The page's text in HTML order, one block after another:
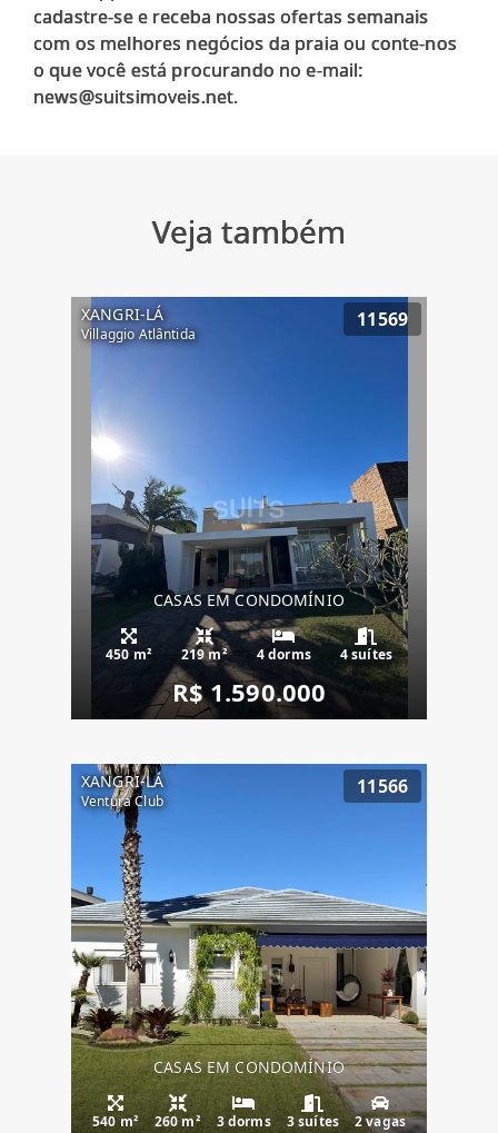
cadastre-se e receba nossas ofertas semanais
com os melhores negócios da praia ou conte-nos
o que você está procurando no e-mail:
Veja também
XANGRI-LÁ
Villaggio Atlântida
11569
CASAS EM CONDOMÍNIO
450 m² 219 m² 4 dorms 4 suítes
R$ 1.590.000
XANGRI-LÁ
Ventura Club
11566
CASAS EM CONDOMÍNIO
540 m² 260 m² 3 dorms 3 suítes 2 vagas